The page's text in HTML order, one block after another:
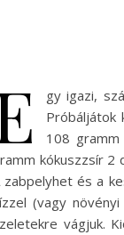
gy igazi,
Próbáljátok
108
kókuszzsír 2
zabpelyhet és a
(vagy
vágjuk.